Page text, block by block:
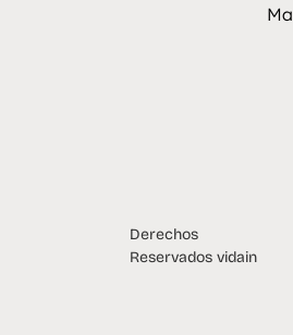
Derechos
Reservados vidain